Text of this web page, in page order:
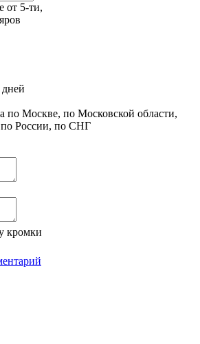
от 5-ти,
дней
по Москве, по Московской области,
России, по СНГ
кромки